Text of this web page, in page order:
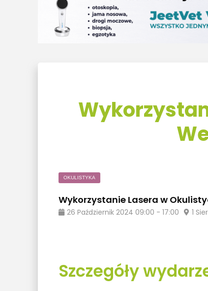
OKULISTYKA
Wykorzystanie Lasera w
26 Październik 2024 09:00 -17:00 1
Szczegóły